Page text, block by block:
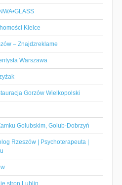
Kielce
– Znajdzreklame
Warszawa
Gorzów Wielkopolski
Golubskim, Golub-Dobrzyń
Rzeszów | Psychoterapeuta |
stron Lublin